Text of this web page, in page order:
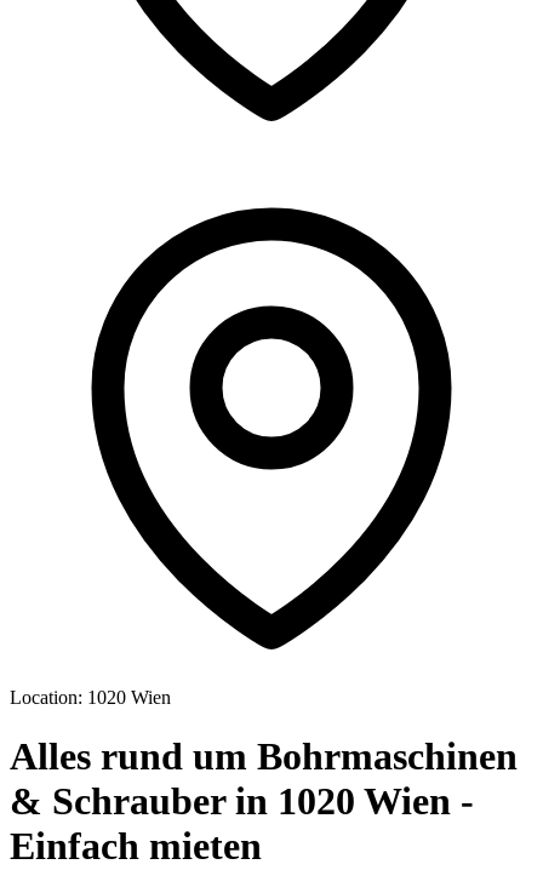
Location: 1020 Wien
Alles rund um Bohrmaschinen
& Schrauber in 1020 Wien -
Einfach mieten